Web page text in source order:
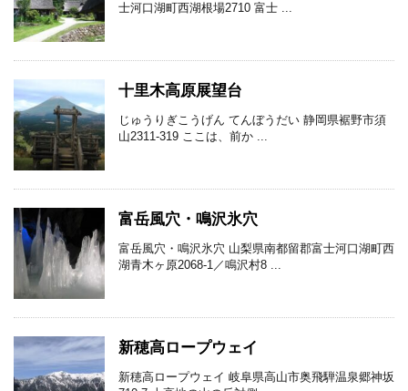
士河口湖町西湖根場2710 富士 ...
十里木高原展望台
じゅうりぎこうげん てんぼうだい 静岡県裾野市須
山2311-319 ここは、前か ...
富岳風穴・鳴沢氷穴
富岳風穴・鳴沢氷穴 山梨県南都留郡富士河口湖町西
湖青木ヶ原2068-1／鳴沢村8 ...
新穂高ロープウェイ
新穂高ロープウェイ 岐阜県高山市奥飛騨温泉郷神坂